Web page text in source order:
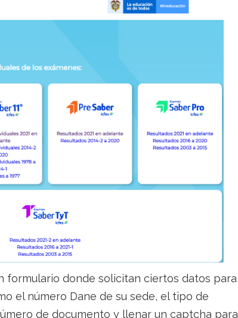
formulario donde solicitan ciertos datos para
el número Dane de su sede, el tipo de
de documento y llenar un captcha para